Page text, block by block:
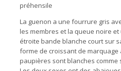
préhensile
La guenon a une fourrure gris
les membres et la queue noire
étroite bande blanche court sur
forme de croissant de
paupières sont blanches comme